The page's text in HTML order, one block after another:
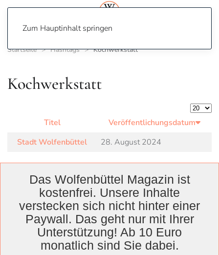
Zum Hauptinhalt springen
Startseite Hashtags Kochwerkstatt
Kochwerkstatt
Titel
Veröffentlichungsdatum
Stadt Wolfenbüttel
28. August 2024
WolfenbüttelLandkreis
WolfenbüttelLessingtheaterAusstellung
Herzog August Bibliothek Nachhaltigkeit
Das Wolfenbüttel Magazin ist
kostenfrei. Unsere Inhalte
verstecken sich nicht hinter einer
Paywall. Das geht nur mit Ihrer
Unterstützung! Ab 10 Euro
monatlich sind Sie dabei.